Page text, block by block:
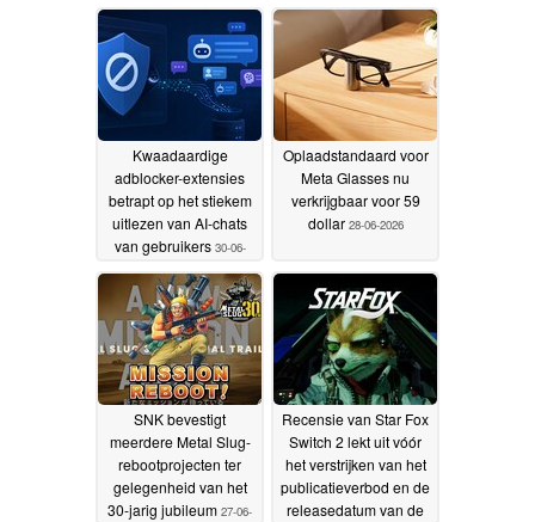
livevertaling
13-07-2026
Kwaadaardige
adblocker-extensies
betrapt op het stiekem
uitlezen van AI-chats
van gebruikers 30-06-
2026
Oplaadstandaard voor
Meta Glasses nu
verkrijgbaar voor 59
dollar 28-06-2026
SNK bevestigt
meerdere Metal Slug-
rebootprojecten ter
gelegenheid van het
30-jarig jubileum 27-06-
Recensie van Star Fox
Switch 2 lekt uit vóór
het verstrijken van het
publicatieverbod en de
releasedatum van de